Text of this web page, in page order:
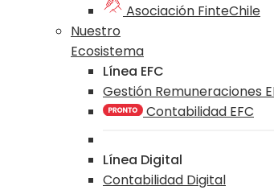
Asociación FinteChile
Nuestro
Ecosistema
Línea EFC
Gestión Remuneraciones
Contabilidad EFC
Línea Digital
Contabilidad Digital